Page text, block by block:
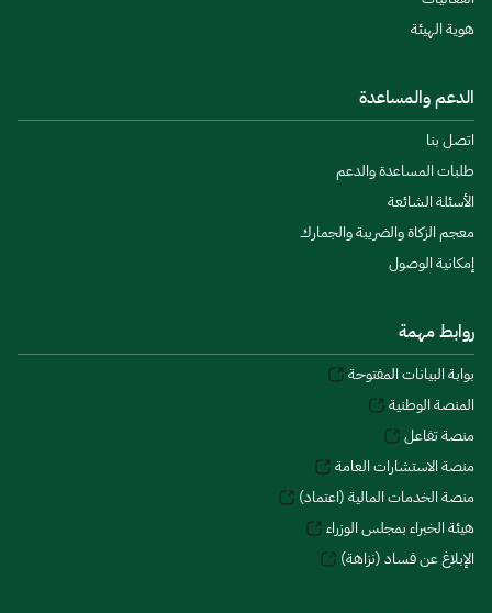
هوية الهيئة
الدعم والمساعدة
اتصل بنا
طلبات المساعدة والدعم
الأسئلة الشائعة
معجم الزكاة والضريبة والجمارك
إمكانية الوصول
روابط مهمة
بوابة البيانات المفتوحة
المنصة الوطنية
منصة تفاعل
منصة الاستشارات العامة
منصة الخدمات المالية (اعتماد)
هيئة الخبراء بمجلس الوزراء
الإبلاغ عن فساد (نزاهة)